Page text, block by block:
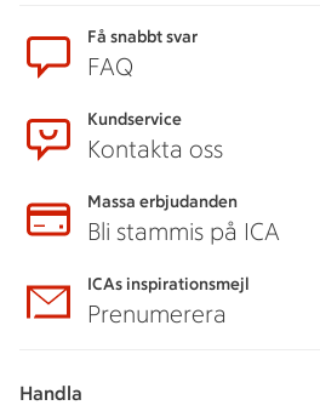
Få snabbt svar
FAQ
Kundservice
Kontakta oss
Massa erbjudanden
Bli stammis på ICA
ICAs inspirationsmejl
Prenumerera
Handla